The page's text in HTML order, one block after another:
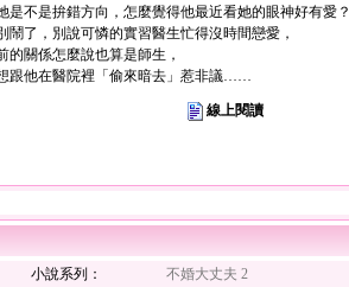
是不是拚錯方向，怎麼覺得他最近看她的眼神好有愛？
鬧了，別說可憐的實習醫生忙得沒時間戀愛，
的關係怎麼說也算是師生，
跟他在醫院裡「偷來暗去」惹非議……
線上閱讀
小說系列：
不婚大丈夫 2